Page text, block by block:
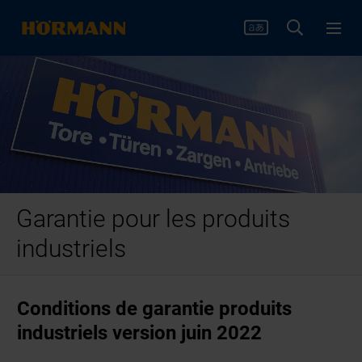
Garantie pour les produits
industriels
Conditions de garantie produits
industriels version juin 2022